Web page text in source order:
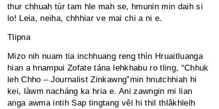
thur chhuah tùr tam hle mah se, hmunin min daih si
lo! Leia, neiha, chhhiar ve mai chi a ni e.
Tlipna
Mizo nih nuam tia inchhuang reng thìn Hruaitluanga
hian a hnampui Zofate tána lehkhabu ro tling, “Chhuk
leh Chho – Journalist Zinkawng”min hnutchhiah hi
kei, làwm nacháng ka hria e. Ani zawngin mi lian
anga awma intih Sap tingtang vêl hi thil thlâkhlelh